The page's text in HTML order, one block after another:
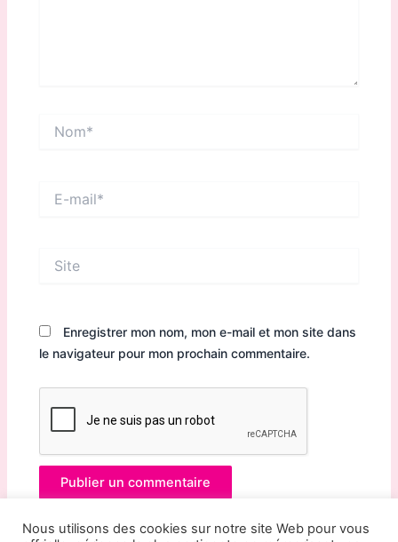
mail*
Enregistrer mon nom, mon e-mail et mon site dans
le navigateur pour mon prochain commentaire.
Nous utilisons des cookies sur notre site Web pour vous